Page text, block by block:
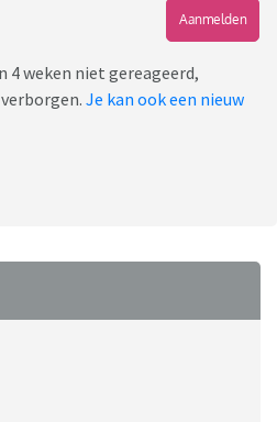
Aanmelden
4 weken niet gereageerd,
Je kan ook een nieuw